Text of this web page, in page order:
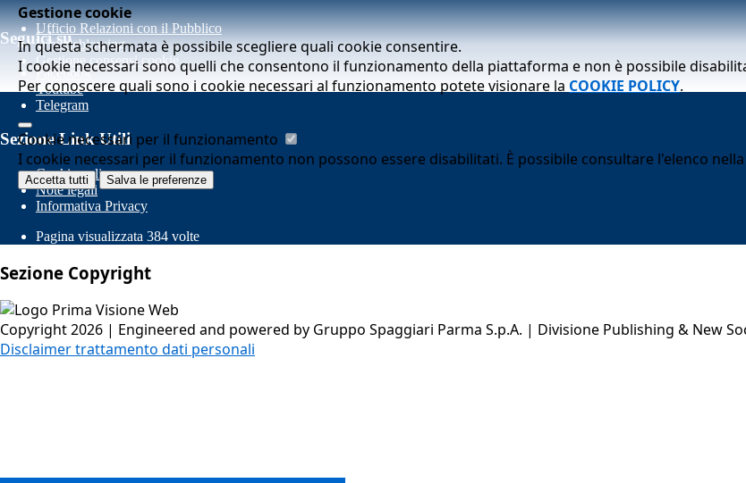
Gestione cookie
In questa schermata è possibile scegliere quali cookie consentire.
I cookie necessari sono quelli che consentono il funzionamento della piattaforma e non è possibile
Per conoscere quali sono i cookie necessari al funzionamento potete visionare la COOKIE POLICY.
Cookie necessari per il funzionamento
I cookie necessari per il funzionamento non possono essere disabilitati. È possibile consultare l'elenco
Accetta tutti Salva le preferenze
Ufficio Relazioni con il Pubblico
Whistleblowing
Gestione consensi cookie
Seguici su
Facebook
Youtube
Telegram
Sezione Link Utili
Cookie policy
Note legali
Informativa Privacy
Pagina visualizzata 384 volte
Sezione Copyright
Copyright 2026 | Engineered and powered by Gruppo Spaggiari Parma S.p.A. | Divisione Publishing & New
Disclaimer trattamento dati personali